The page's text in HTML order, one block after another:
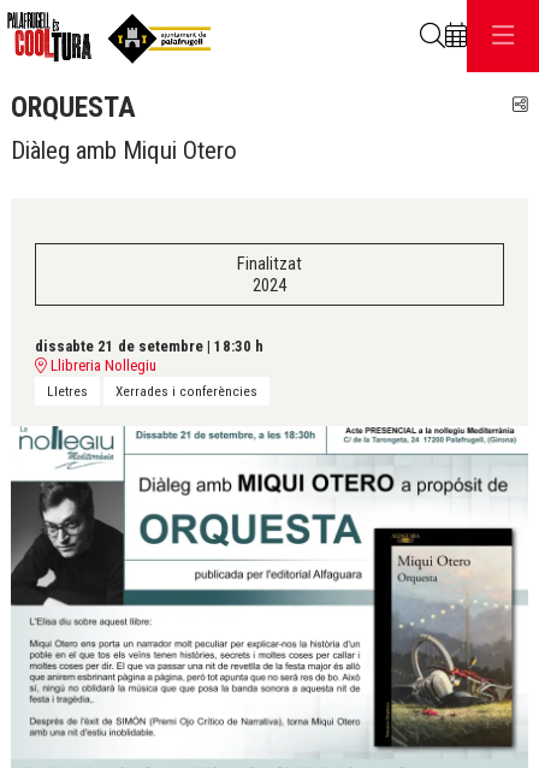
ORQUESTA
Diàleg amb Miqui Otero
Finalitzat
2024
dissabte 21 de setembre | 18:30 h
Llibreria Nollegiu
Lletres Xerrades i conferències